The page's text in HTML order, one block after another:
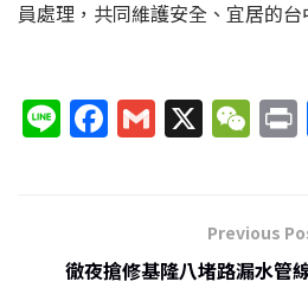
員處理，共同維護安全、宜居的台
Li F
b
G X W
h
at
Previous
徹夜搶修基隆八堵路漏水